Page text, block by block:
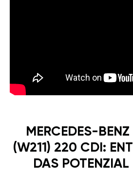
MERCEDES-
(W211) 220 CDI:
DAS